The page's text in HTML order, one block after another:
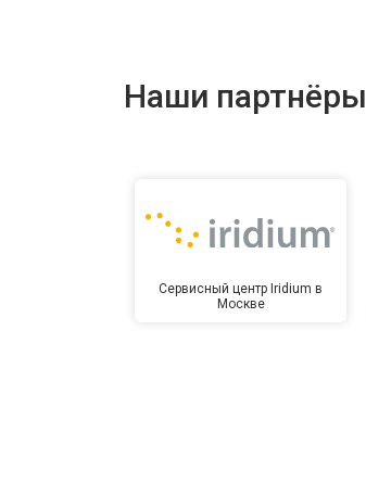
Наши партнёры
Сервисный центр Iridium в
Москве